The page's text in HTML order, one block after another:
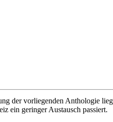
der vorliegenden Anthologie
ein geringer Austausch passiert.